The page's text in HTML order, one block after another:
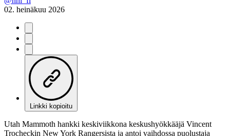
02. heinäkuu 2026
Linkki kopioitu
Utah Mammoth hankki keskiviikkona keskushyökkääjä Vincent
Trocheckin New York Rangersista ja antoi vaihdossa puolustaja